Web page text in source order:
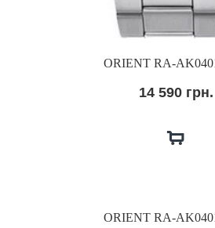
ORIENT RA-
14 590 грн.
ORIENT RA-